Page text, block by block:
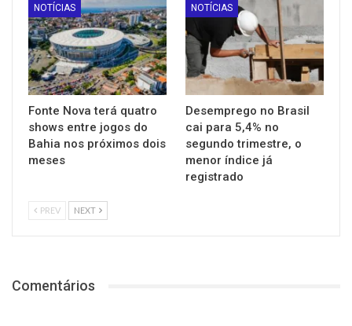
NOTÍCIAS
Fonte Nova terá quatro
shows entre jogos do
Bahia nos próximos dois
meses
NOTÍCIAS
Desemprego no Brasil
cai para 5,4% no
segundo trimestre, o
menor índice já
registrado
PREV NEXT
Comentários